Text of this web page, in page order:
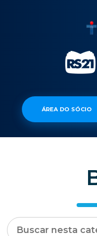
ÁREA DO SÓCIO